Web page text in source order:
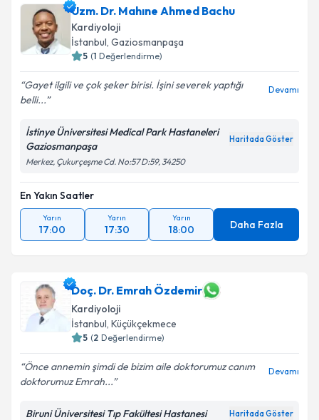
Uzm. Dr. Mahıne Ahmed Bachu
Kardiyoloji
İstanbul, Gaziosmanpaşa
5 (1 Değerlendirme)
Gayet ilgili ve çok şeker birisi. İşini severek yaptığı
belli...
Devamı
İstinye Üniversitesi Medical Park Hastaneleri
Gaziosmanpaşa
Haritada Göster
Merkez, Çukurçeşme Cd. No:57 D:59, 34250
En Yakın Saatler
Yarın
17:00
Yarın
17:30
Yarın
18:00 Daha Fazla
Doç. Dr. Emrah Özdemir
Kardiyoloji
İstanbul, Küçükçekmece
5 (2 Değerlendirme)
Önce annemin şimdi de bizim aile doktorumuz canım
doktorumuz Emrah...
Devamı
Biruni Üniversitesi Tıp Fakültesi Hastanesi Haritada Göster